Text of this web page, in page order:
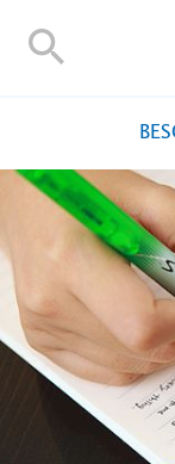
FORSCHUNG
ALUMNI
HOCHSCHULE
Blogs
TH Online-